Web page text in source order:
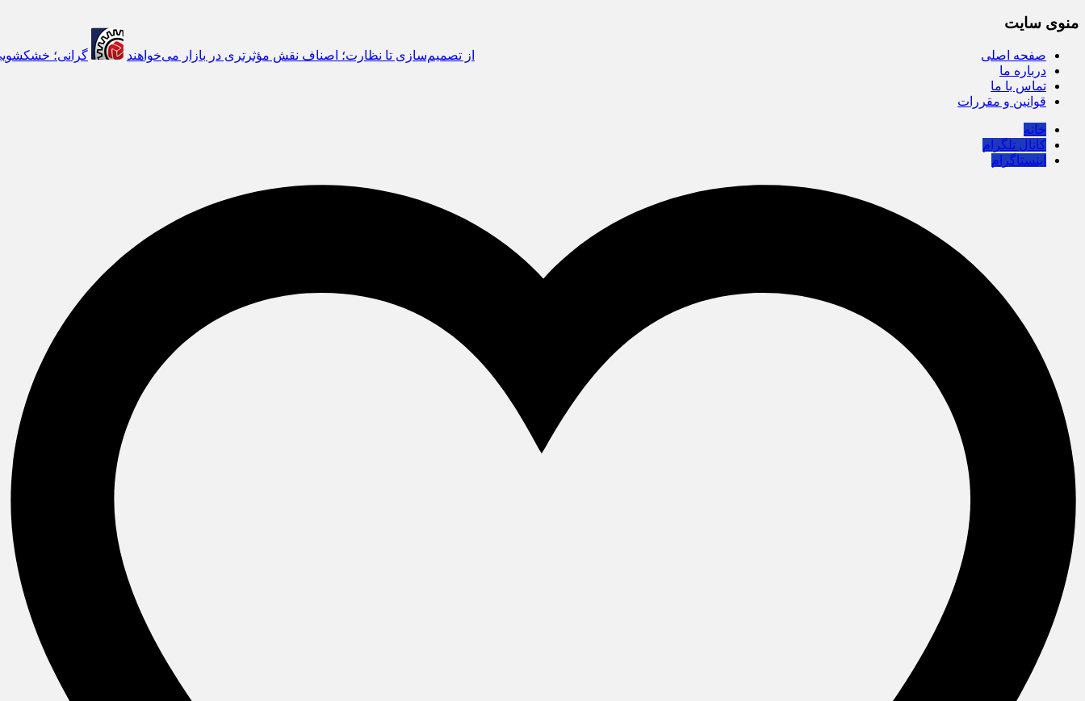
از تصمیم‌سازی تا نظارت؛ اصناف نقش مؤثرتری در بازار می‌خواهند گرانی؛ خشکشویی‌ ها را هم زمین‌گیر کرد/ افزایش ۱۱۰درصدی قیمت شوینده کاهش۴۰درصدی تقاضا
منوی سایت
صفحه اصلی
درباره ما
تماس با ما
قوانین و مقررات
خانه
کانال تلگرام
اینستاگرام